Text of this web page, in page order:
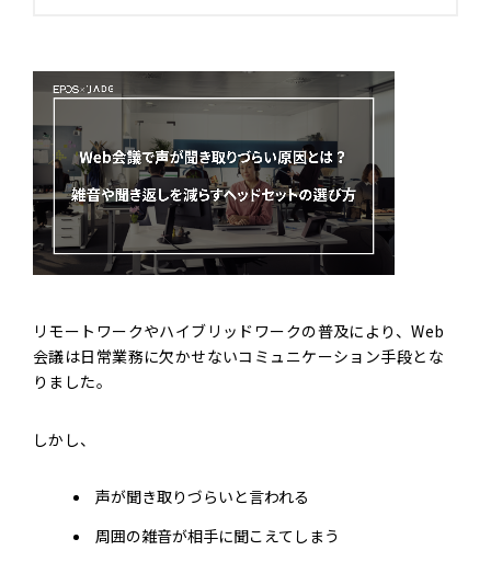
リモートワークやハイブリッドワークの普及により、Web
会議は日常業務に欠かせないコミュニケーション手段とな
りました。
しかし、
声が聞き取りづらいと言われる
周囲の雑音が相手に聞こえてしまう